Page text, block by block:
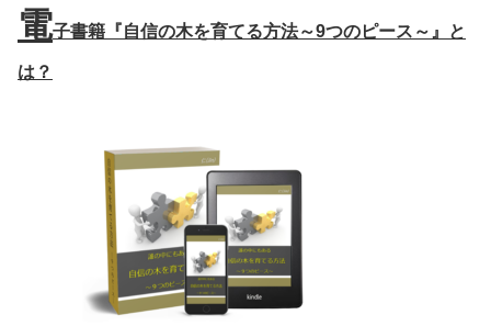
電子書籍『自信の木を育てる方法～9つのピース～』と
は？